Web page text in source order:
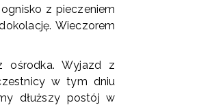
z pieczeniem
Wieczorem
ośrodka. Wyjazd z
w tym dniu
dłuższy postój w